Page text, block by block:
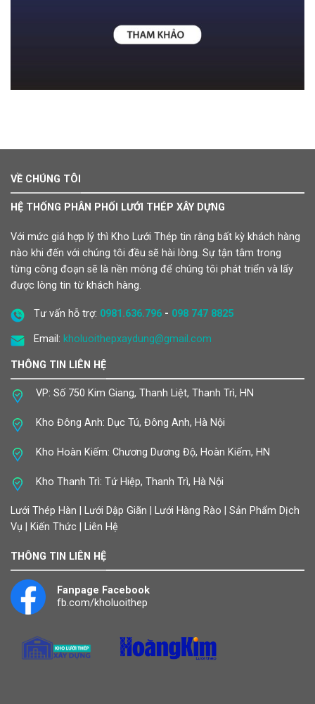
VỀ CHÚNG TÔI
HỆ THỐNG PHÂN PHỐI LƯỚI THÉP XÂY DỰNG
Với mức giá hợp lý thì Kho Lưới Thép tin rằng bất kỳ khách hàng
nào khi đến với chúng tôi đều sẽ hài lòng. Sự tận tâm trong
từng công đoạn sẽ là nền móng để chúng tôi phát triển và lấy
được lòng tin từ khách hàng.
Tư vấn hỗ trợ: 0981.636.796- 098 747 8825
Email: kholuoithepxaydung@gmail.com
THÔNG TIN LIÊN HỆ
VP: Số 750 Kim Giang, Thanh Liệt, Thanh Trì, HN
Kho Đông Anh: Dục Tú, Đông Anh, Hà Nội
Kho Hoàn Kiếm: Chương Dương Độ, Hoàn Kiếm, HN
Kho Thanh Trì: Tứ Hiệp, Thanh Trì, Hà Nội
Lưới Thép Hàn | Lưới Dập Giãn | Lưới Hàng Rào | Sản Phẩm Dịch
Vụ | Kiến Thức | Liên Hệ
THÔNG TIN LIÊN HỆ
Fanpage Facebook
fb.com/kholuoithep